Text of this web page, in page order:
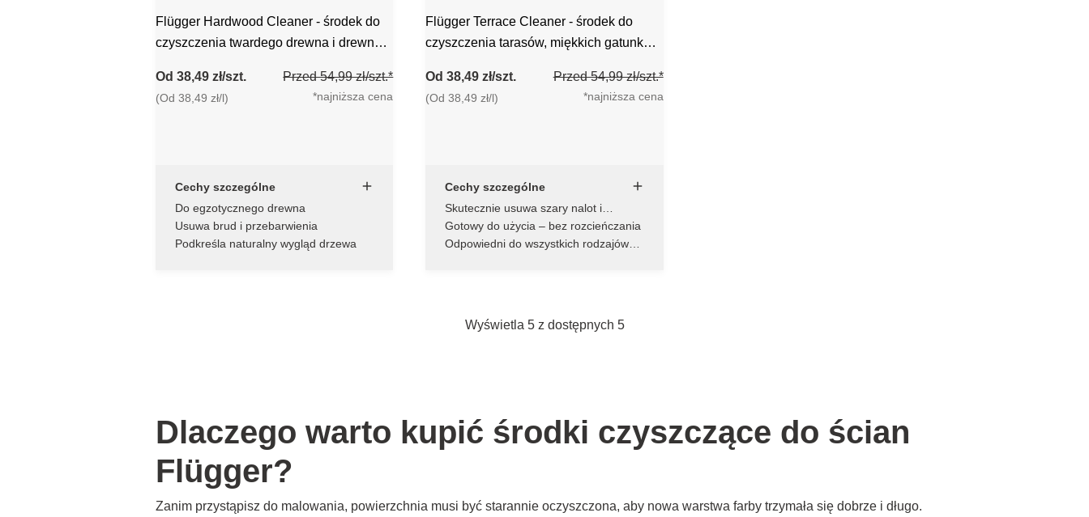
Flügger Hardwood Cleaner - środek do
czyszczenia twardego drewna i drewna
Od 38,49 zł/szt.
(Od 38,49 zł/l)
Przed 54,99 zł/szt.*
*najniższa cena
Cechy szczególne
Do egzotycznego drewna
Usuwa brud i przebarwienia
Podkreśla naturalny wygląd drzewa
Flügger Terrace Cleaner - środek do
czyszczenia tarasów, miękkich gatunków
Od 38,49 zł/szt.
(Od 38,49 zł/l)
Przed 54,99 zł/szt.*
*najniższa cena
Cechy szczególne
Skutecznie usuwa szary nalot i
pozostałości starego oleju
Gotowy do użycia – bez rozcieńczania
Odpowiedni do wszystkich rodzajów
Wyświetla 5 z dostępnych 5
Dlaczego warto kupić środki czyszczące do ścian
Flügger?
Zanim przystąpisz do malowania, powierzchnia musi być starannie oczyszczona, aby nowa warstwa farby trzymała się dobrze i długo.